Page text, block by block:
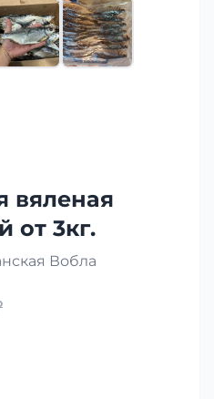
вяленая
от 3кг.
Вобла